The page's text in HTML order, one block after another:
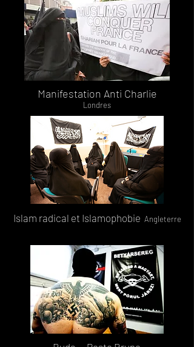
Manifestation Anti Charlie
Londres
Islam radical et Islamophobie Angleterre